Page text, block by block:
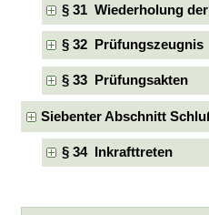
§ 31 Wiederholung
§ 32 Prüfungszeugnis
§ 33 Prüfungsakten
Siebenter Abschnitt
§ 34 Inkrafttreten